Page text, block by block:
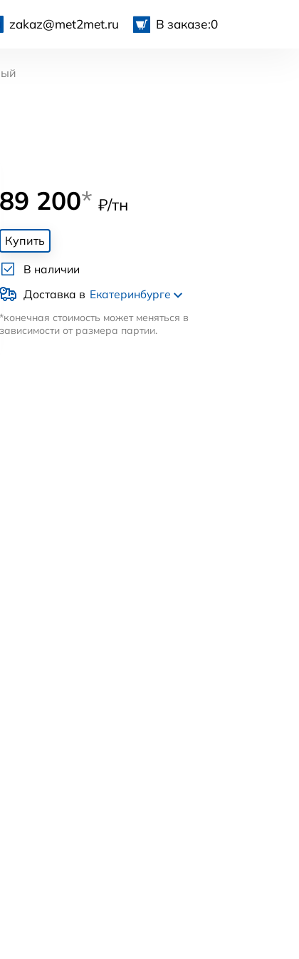
zakaz@met2met.ru В заказе:0
89 200* ₽/тн
Купить
В наличии
Доставка в Екатеринбурге
*конечная стоимость может меняться в
зависимости от размера партии.